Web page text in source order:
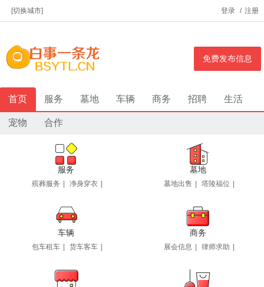
[切换城市] 登录 / 注册
免费发布信息
首页 服务 墓地 车辆 商务 招聘 生活
宠物 合作
服务
殡葬服务 净身穿衣
墓地
墓地出售 塔陵福位
车辆
包车租车 货车客车
商务
展会信息 律师求助